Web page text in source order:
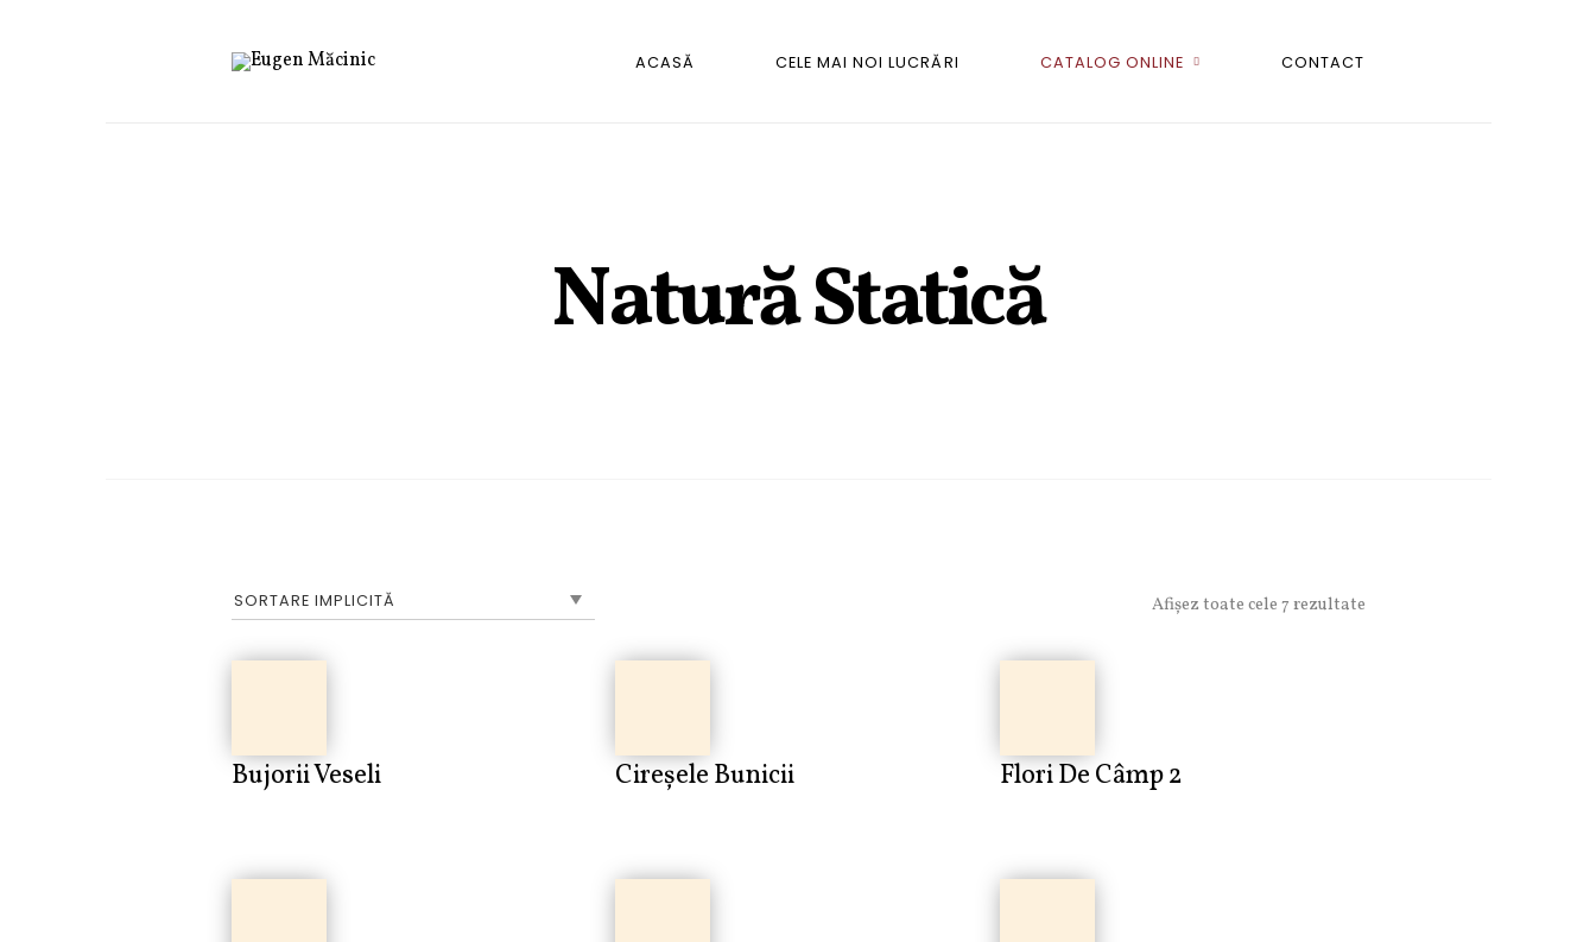
ACASĂ CELE MAI NOI LUCRĂRI CATALOG ONLINE CONTACT
Natură Statică
Afișez toate cele 7 rezultate
Bujorii Veseli Cireșele Bunicii Flori De Câmp 2